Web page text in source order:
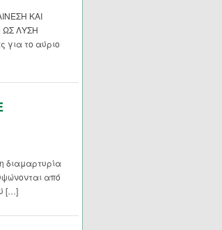
ΚΑΙ
ΩΣ ΛΥΣΗ
για το αύριο
από
[…]